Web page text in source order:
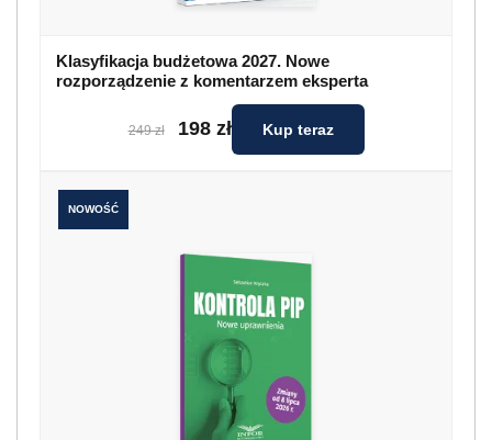
Klasyfikacja budżetowa 2027. Nowe
rozporządzenie z komentarzem eksperta
249 zł 198 zł Kup teraz
NOWOŚĆ